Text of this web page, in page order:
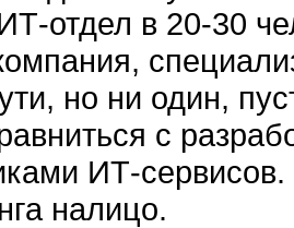
отдел в 20-30
но ни один,
с
ИТ-сервисов.
налицо.